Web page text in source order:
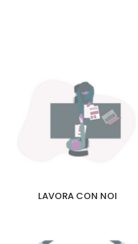
LAVORA CON NOI